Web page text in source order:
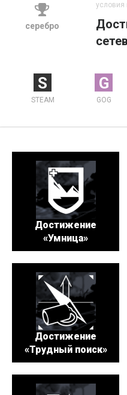
серебро
условия
S
STEAM
G
GOG
Достижение
«Умница»
Достижение
«Трудный поиск»